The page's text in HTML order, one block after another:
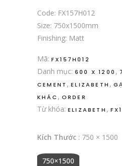
Code: FX157H012
Size: 750x1500mm
Finishing: Matt
Mã: FX157H012
Danh mục: 600 X 1200 ,
CEMENT ,ELIZABETH ,
KHÁC , ORDER
Từ khóa: ELIZABETH ,
Kích Thước : 750 × 1500
750×1500